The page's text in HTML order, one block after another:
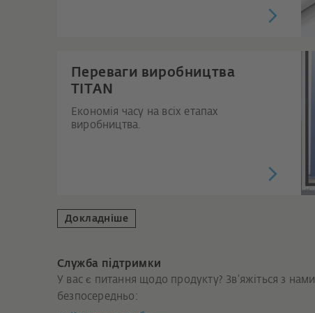
Переваги виробництва
TITAN
Економія часу на всіх етапах
виробництва.
Докладніше
Служба підтримки
У вас є питання щодо продукту? Зв’яжіться з нами
безпосередньо: